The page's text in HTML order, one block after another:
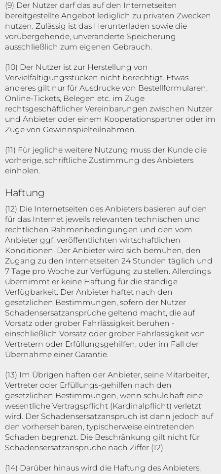
(9) Der Nutzer darf das auf den Internetseiten
bereitgestellte Angebot lediglich zu privaten Zwecken
nutzen. Zulässig ist das Herunterladen sowie die
vorübergehende, unveränderte Speicherung
ausschließlich zum eigenen Gebrauch.
(10) Der Nutzer ist zur Herstellung von
Vervielfältigungsstücken nicht berechtigt. Etwas
anderes gilt nur für Ausdrucke von Bestellformularen,
Online-Tickets, Belegen etc. im Zuge
rechtsgeschäftlicher Vereinbarungen zwischen Nutzer
und Anbieter oder einem Kooperationspartner oder im
Zuge von Gewinnspielteilnahmen.
(11) Für jegliche weitere Nutzung muss der Kunde die
vorherige, schriftliche Zustimmung des Anbieters
einholen.
Haftung
(12) Die Internetseiten des Anbieters basieren auf den
für das Internet jeweils relevanten technischen und
rechtlichen Rahmenbedingungen und den vom
Anbieter ggf. veröffentlichten wirtschaftlichen
Konditionen. Der Anbieter wird sich bemühen, den
Zugang zu den Internetseiten 24 Stunden täglich und
7 Tage pro Woche zur Verfügung zu stellen. Allerdings
übernimmt er keine Haftung für die ständige
Verfügbarkeit. Der Anbieter haftet nach den
gesetzlichen Bestimmungen, sofern der Nutzer
Schadensersatzansprüche geltend macht, die auf
Vorsatz oder grober Fahrlässigkeit beruhen -
einschließlich Vorsatz oder grober Fahrlässigkeit von
Vertretern oder Erfüllungsgehilfen, oder im Fall der
Übernahme einer Garantie.
(13) Im Übrigen haften der Anbieter, seine Mitarbeiter,
Vertreter oder Erfüllungs-gehilfen nach den
gesetzlichen Bestimmungen, wenn schuldhaft eine
wesentliche Vertragspflicht (Kardinalpflicht) verletzt
wird. Der Schadensersatzanspruch ist dann jedoch auf
den vorhersehbaren, typischerweise eintretenden
Schaden begrenzt. Die Beschränkung gilt nicht für
Schadensersatzansprüche nach Ziffer (12).
(14) Darüber hinaus wird die Haftung des Anbieters,